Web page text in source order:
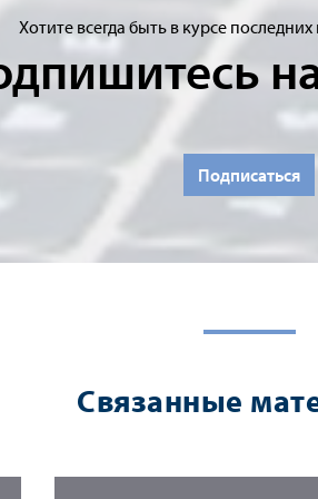
Хотите всегда быть в курсе
Подписаться
Связанные